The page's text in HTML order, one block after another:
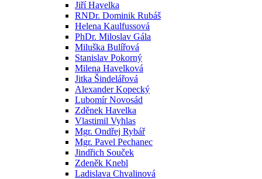
Jiří Havelka
RNDr. Dominik Rubáš
Helena Kaulfussová
PhDr. Miloslav Gála
Miluška Bulířová
Stanislav Pokorný
Milena Havelková
Jitka Šindelářová
Alexander Kopecký
Lubomír Novosád
Zděnek Havelka
Vlastimil Vyhlas
Mgr. Ondřej Rybář
Mgr. Pavel Pechanec
Jindřich Souček
Zdeněk Knebl
Ladislava Chvalinová